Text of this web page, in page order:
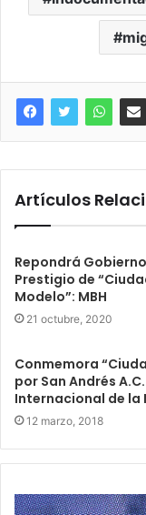
Artículos
Repondrá Gobierno
Prestigio de
Modelo”: MBH
21 octubre, 2020
Conmemora
por San Andrés
Internacional de la
12 marzo, 2018